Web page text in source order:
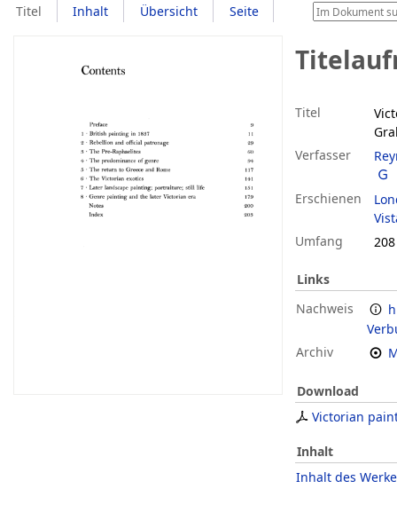
Titel Inhalt Übersicht Seite
Titel
Verfasser
Erschienen
Umfang
Links
Nachweis
Archiv
Download
Victorian
Inhalt
Inhalt des